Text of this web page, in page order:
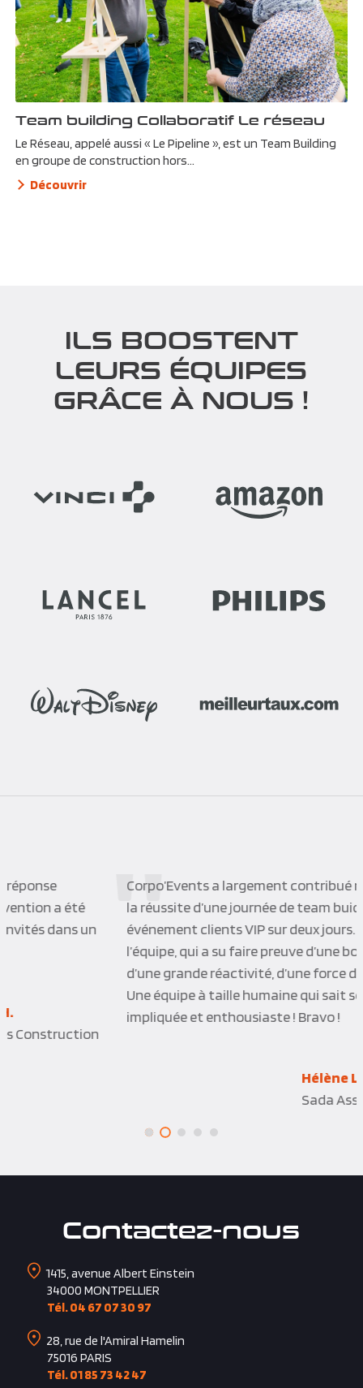
Team building Collaboratif Le réseau
Le Réseau, appelé aussi « Le Pipeline », est un Team Building
en groupe de construction hors...
Découvrir
ILS BOOSTENT
LEURS ÉQUIPES
GRÂCE À NOUS !
Corpo’Events a largement contribué non seulement à
la réussite d’une journée de team buiding qu’à un
événement clients VIP sur deux jours. Merci à toute
l’équipe, qui a su faire preuve d’une bonne écoute,
d’une grande réactivité, d’une force de proposition.
Une équipe à taille humaine qui sait se montrer
impliquée et enthousiaste ! Bravo !
1415, avenue Albert Einstein
Tél. 04 67 07 30 97
28, rue de l'Amiral Hamelin